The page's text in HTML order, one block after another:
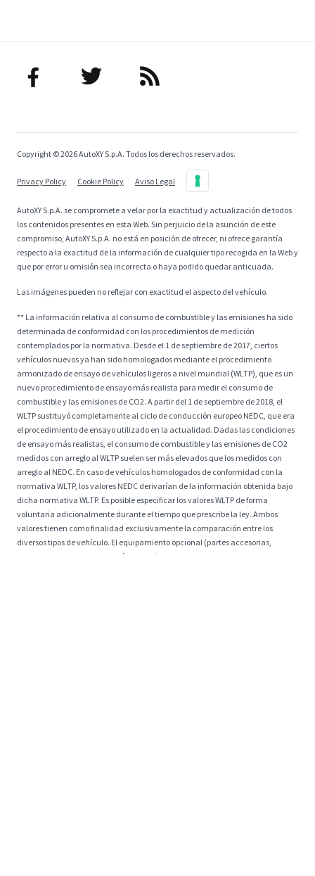
Copyright © 2026 AutoXY S.p.A. Todos los derechos reservados.
Privacy Policy Cookie Policy Aviso Legal
AutoXY S.p.A. se compromete a velar por la exactitud y actualización de todos
los contenidos presentes en esta Web. Sin perjuicio de la asunción de este
compromiso, AutoXY S.p.A. no está en posición de ofrecer, ni ofrece garantía
respecto a la exactitud de la información de cualquier tipo recogida en la Web y
que por error u omisión sea incorrecta o haya podido quedar anticuada.
Las imágenes pueden no reflejar con exactitud el aspecto del vehículo.
** La información relativa al consumo de combustible y las emisiones ha sido
determinada de conformidad con los procedimientos de medición
contemplados por la normativa. Desde el 1 de septiembre de 2017, ciertos
vehículos nuevos ya han sido homologados mediante el procedimiento
armonizado de ensayo de vehículos ligeros a nivel mundial (WLTP), que es un
nuevo procedimiento de ensayo más realista para medir el consumo de
combustible y las emisiones de CO2. A partir del 1 de septiembre de 2018, el
WLTP sustituyó completamente al ciclo de conducción europeo NEDC, que era
el procedimiento de ensayo utilizado en la actualidad. Dadas las condiciones
de ensayo más realistas, el consumo de combustible y las emisiones de CO2
medidos con arreglo al WLTP suelen ser más elevados que los medidos con
arreglo al NEDC. En caso de vehículos homologados de conformidad con la
normativa WLTP, los valores NEDC derivarían de la información obtenida bajo
dicha normativa WLTP. Es posible especificar los valores WLTP de forma
voluntaria adicionalmente durante el tiempo que prescribe la ley. Ambos
valores tienen como finalidad exclusivamente la comparación entre los
diversos tipos de vehículo. El equipamiento opcional (partes accesorias,
diferentes formatos de neumático, etc.) pueden afectar a valores relevantes de